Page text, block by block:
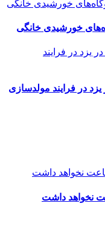
خورشیدی خانگی
یزد در فرایند مولدسازی
نخواهد داشت